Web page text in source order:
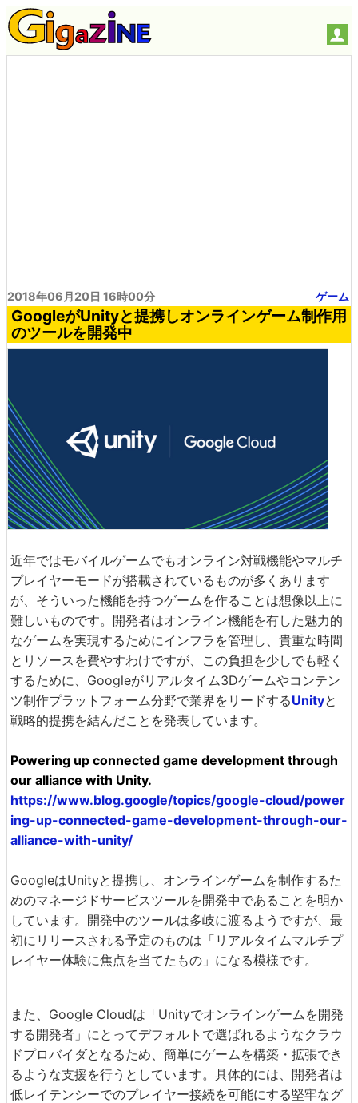
2018年06月20日 16時00分 ゲーム
GoogleがUnityと提携しオンラインゲーム制作用
のツールを開発中
近年ではモバイルゲームでもオンライン対戦機能やマルチ
プレイヤーモードが搭載されているものが多くあります
が、そういった機能を持つゲームを作ることは想像以上に
難しいものです。開発者はオンライン機能を有した魅力的
なゲームを実現するためにインフラを管理し、貴重な時間
とリソースを費やすわけですが、この負担を少しでも軽く
するために、Googleがリアルタイム3Dゲームやコンテン
ツ制作プラットフォーム分野で業界をリードするUnityと
戦略的提携を結んだことを発表しています。
Powering up connected game development through
our alliance with Unity.
https://www.blog.google/topics/google-cloud/power
ing-up-connected-game-development-through-our-
alliance-with-unity/
GoogleはUnityと提携し、オンラインゲームを制作するた
めのマネージドサービスツールを開発中であることを明か
しています。開発中のツールは多岐に渡るようですが、最
初にリリースされる予定のものは「リアルタイムマルチプ
レイヤー体験に焦点を当てたもの」になる模様です。
また、Google Cloudは「Unityでオンラインゲームを開発
する開発者」にとってデフォルトで選ばれるようなクラウ
ドプロバイダとなるため、簡単にゲームを構築・拡張でき
るような支援を行うとしています。具体的には、開発者は
低レイテンシーでのプレイヤー接続を可能にする堅牢なグ